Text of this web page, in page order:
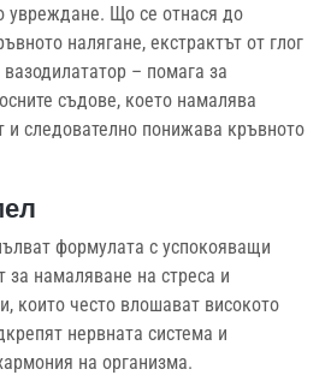
увреждане. Що се отнася до
налягане, екстрактът от глог
– помага за
съдове, което намалява
и следователно понижава кръвното
формулата с успокояващи
за намаляване на стреса и
които често влошават високото
нервната система и
на организма.